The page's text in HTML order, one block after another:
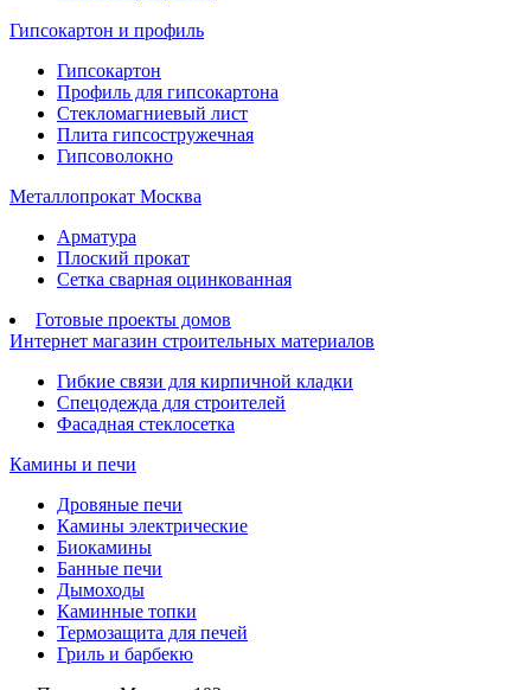
Гипсокартон и профиль
Гипсокартон
Профиль для гипсокартона
Стекломагниевый лист
Плита гипсостружечная
Гипсоволокно
Металлопрокат Москва
Арматура
Плоский прокат
Сетка сварная оцинкованная
Готовые проекты домов
Интернет магазин строительных материалов
Гибкие связи для кирпичной кладки
Спецодежда для строителей
Фасадная стеклосетка
Камины и печи
Дровяные печи
Камины электрические
Биокамины
Банные печи
Дымоходы
Каминные топки
Термозащита для печей
Гриль и барбекю